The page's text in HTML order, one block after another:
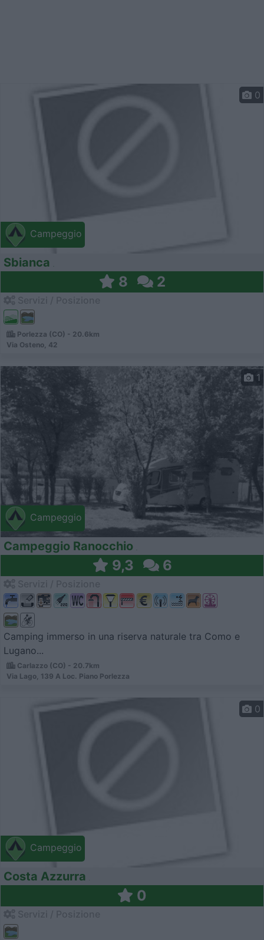
Campeggio
0
Sbianca
8 2
Porlezza (CO) - 20.6km
Via Osteno, 42
Campeggio
1
Campeggio Ranocchio
9,3 6
Camping immerso in una riserva naturale tra Como e
Lugano...
Carlazzo (CO) - 20.7km
Via Lago, 139 A Loc. Piano Porlezza
Campeggio
0
Costa Azzurra
0